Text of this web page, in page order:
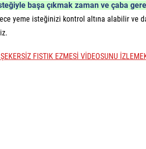
başa çıkmak zaman ve çaba
yeme isteğinizi kontrol altına alabilir ve
ŞEKERSİZ FISTIK EZMESİ VİDEOSUNU